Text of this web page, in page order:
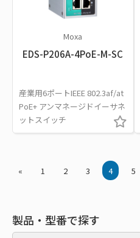
Moxa
EDS-P206A-4PoE-M-SC
産業用6ポートIEEE 802.3af/at
PoE+ アンマネージドイーサネ
ットスイッチ
« 1 2 3 4 5
製品・型番で探す